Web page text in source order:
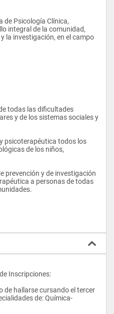
de Psicología Clínica,
integral de la comunidad,
la investigación, en el campo
todas las dificultades
y de los sistemas sociales y
psicoterapéutica todos los
de los niños,
prevención y de investigación
a personas de todas
esta especialidad podrán
de ayuda psicosocial,
psicoterapéuticos.
de ayuda al niño y al
a las personas víctimas
los desórdenes de la vida
de Inscripciones:
de hallarse cursando el tercer
de: Química-